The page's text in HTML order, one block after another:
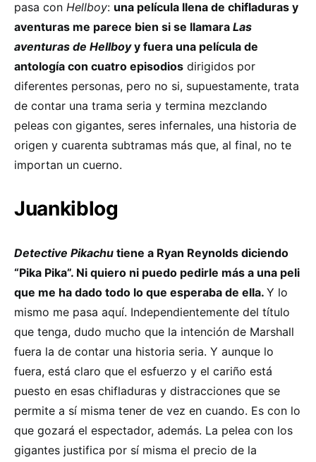
pasa con Hellboy: una película llena de chifladuras y
aventuras me parece bien si se llamara Las
aventuras de Hellboyy fuera una película de
antología con cuatro episodios dirigidos por
diferentes personas, pero no si, supuestamente, trata
de contar una trama seria y termina mezclando
peleas con gigantes, seres infernales, una historia de
origen y cuarenta subtramas más que, al final, no te
importan un cuerno.
Juankiblog
Detective Pikachu tiene a Ryan Reynolds diciendo
“Pika Pika”. Ni quiero ni puedo pedirle más a una peli
que me ha dado todo lo que esperaba de ella. Y lo
mismo me pasa aquí. Independientemente del título
que tenga, dudo mucho que la intención de Marshall
fuera la de contar una historia seria. Y aunque lo
fuera, está claro que el esfuerzo y el cariño está
puesto en esas chifladuras y distracciones que se
permite a sí misma tener de vez en cuando. Es con lo
que gozará el espectador, además. La pelea con los
gigantes justifica por sí misma el precio de la